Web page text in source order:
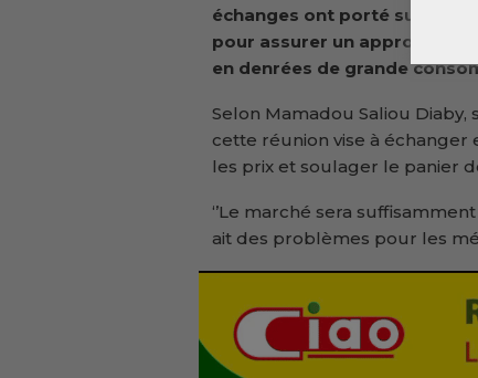
échanges ont porté sur la
pour assurer un
en denrées de grande
Selon Mamadou Saliou
cette réunion vise à
les prix et soulager le panier
‘’Le marché sera
ait des problèmes pour les